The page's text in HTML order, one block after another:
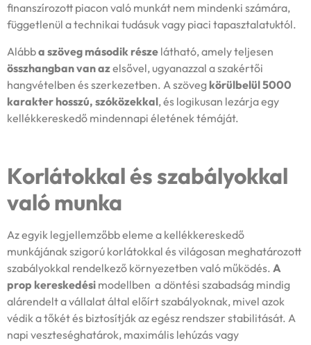
finanszírozott piacon való munkát nem mindenki számára,
függetlenül a technikai tudásuk vagy piaci tapasztalatuktól.
Alábba szöveg második része látható, amely teljesen
összhangban van azelsővel, ugyanazzal a szakértői
hangvételben és szerkezetben. A szöveg körülbelül 5000
karakter hosszú, szóközekkal, és logikusan lezárja egy
kellékkereskedő mindennapi életének témáját.
Korlátokkal és szabályokkal
való munka
Az egyik legjellemzőbb eleme a kellékkereskedő
munkájának szigorú korlátokkal és világosan meghatározott
szabályokkal rendelkező környezetben való működés. A
prop kereskedési modellben a döntési szabadság mindig
alárendelt a vállalat által előírt szabályoknak, mivel azok
védik a tőkét és biztosítják az egész rendszer stabilitását. A
napi veszteséghatárok, maximális lehúzás vagy